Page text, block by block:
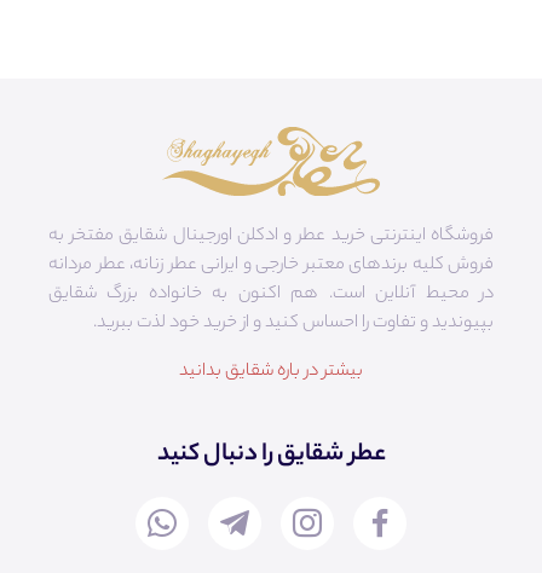
فروشگاه اینترنتی خرید عطر و ادکلن اورجینال شقایق مفتخر به
فروش کلیه برندهای معتبر خارجی و ایرانی عطر زنانه، عطر مردانه
در محیط آنلاین است. هم‌ اکنون به خانواده بزرگ شقایق
بپیوندید و تفاوت را احساس کنید و از خرید خود لذت ببرید.
بیشتر در باره شقایق بدانید
عطر شقایق را دنبال کنید